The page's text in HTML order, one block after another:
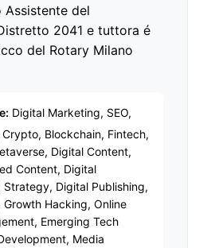
Assistente del
2041 e tuttora é
del Rotary Milano
Digital Marketing, SEO,
Blockchain, Fintech,
Digital Content,
Content, Digital
Strategy, Digital Publishing,
Growth Hacking, Online
Emerging Tech
Media